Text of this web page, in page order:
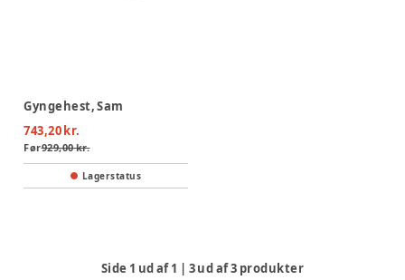
Gyngehest, Sam
743,20 kr.
Før929,00 kr.
Lagerstatus
Side 1 ud af1 | 3ud af3 produkter